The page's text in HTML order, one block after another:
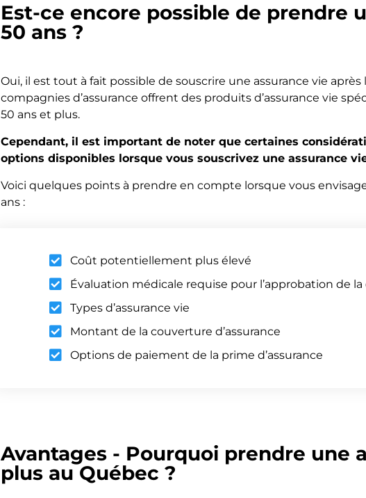
Est-ce encore possible de prendre
50 ans ?
Oui, il est tout à fait possible de souscrire une assurance vie après
compagnies d’assurance offrent des produits d’assurance vie
50 ans et plus.
Cependant, il est important de noter que certaines
options disponibles lorsque vous souscrivez une assurance
Voici quelques points à prendre en compte lorsque vous
ans :
Coût potentiellement plus élevé
Évaluation médicale requise pour l’approbation de
Types d’assurance vie
Montant de la couverture d’assurance
Options de paiement de la prime d’assurance
Avantages - Pourquoi prendre une
plus au Québec ?